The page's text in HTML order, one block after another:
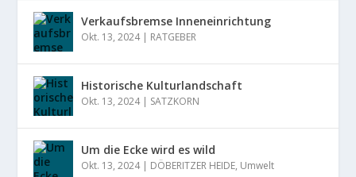
Verkaufsbremse Inneneinrichtung
Okt. 13, 2024| RATGEBER
Historische Kulturlandschaft
Okt. 13, 2024| SATZKORN
Um die Ecke wird es wild
Okt. 13, 2024| DÖBERITZER HEIDE, Umwelt